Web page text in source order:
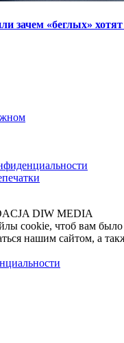
зачем «беглых»
DIW MEDIA
cookie, чтоб вам было
нашим сайтом, а